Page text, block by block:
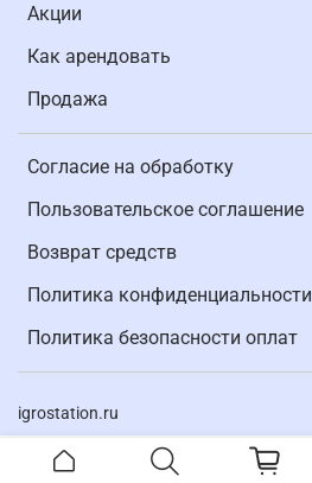
Акции
Как арендовать
Продажа
Согласие на обработку
Пользовательское соглашение
Возврат средств
Политика конфиденциальности
Политика безопасности оплат
igrostation.ru